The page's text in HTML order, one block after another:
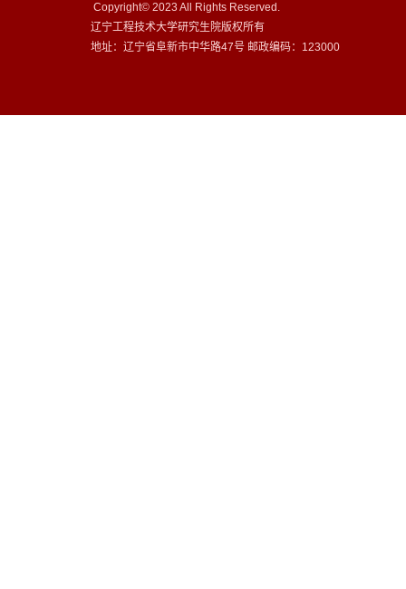
Copyright© 2023 All Rights Reserved.
辽宁工程技术大学研究生院版权所有
地址：辽宁省阜新市中华路47号 邮政编码：123000